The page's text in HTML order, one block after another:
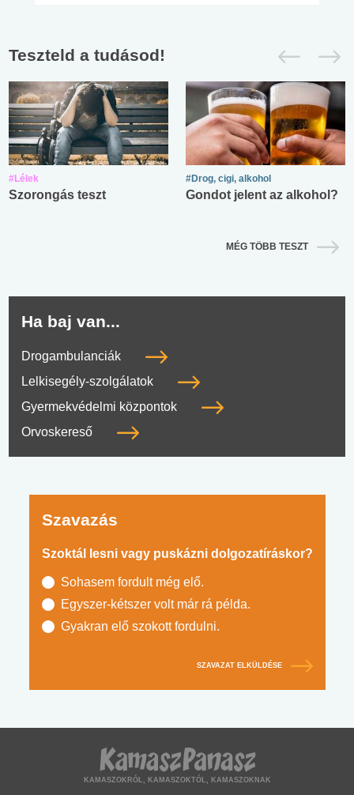
Teszteld a tudásod!
#Lélek
Szorongás teszt
#Drog, cigi, alkohol
Gondot jelent az alkohol?
MÉG TÖBB TESZT
Ha baj van...
Drogambulanciák
Lelkisegély-szolgálatok
Gyermekvédelmi központok
Orvoskereső
Szavazás
Szoktál lesni vagy puskázni dolgozatíráskor?
Sohasem fordult még elő.
Egyszer-kétszer volt már rá példa.
Gyakran elő szokott fordulni.
SZAVAZAT ELKÜLDÉSE
KAMASZOKRÓL, KAMASZOKTÓL, KAMASZOKNAK